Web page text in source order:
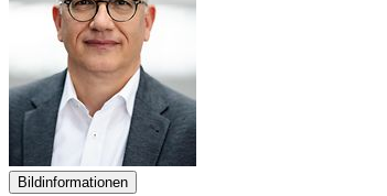
Bildinformationen